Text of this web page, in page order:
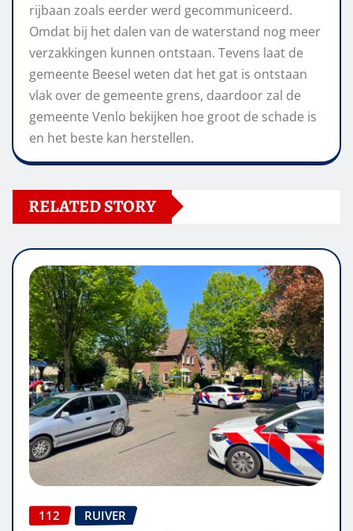
rijbaan zoals eerder werd gecommuniceerd.
Omdat bij het dalen van de waterstand nog meer
verzakkingen kunnen ontstaan. Tevens laat de
gemeente Beesel weten dat het gat is ontstaan
vlak over de gemeente grens, daardoor zal de
gemeente Venlo bekijken hoe groot de schade is
en het beste kan herstellen.
RELATED STORY
112 RUIVER